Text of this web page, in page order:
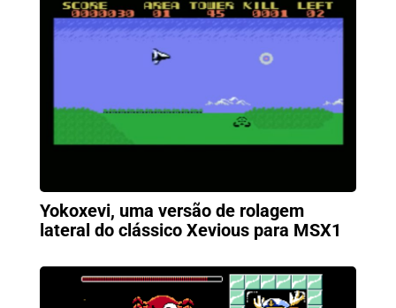
Yokoxevi, uma versão de rolagem
lateral do clássico Xevious para MSX1